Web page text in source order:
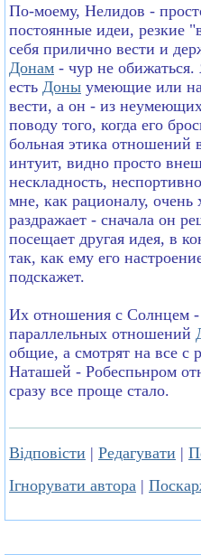
По-моему, Нелидов -
постоянные идеи, резкие
себя прилично вести и
Донам - чур не
есть Доны умеющие или
вести, а он - из
поводу того, когда его
больная этика отношений
интуит, видно просто
нескладность,
мне, как рационалу,
раздражает - сначала он
посещает другая идея, в
так, как ему его
подскажет.
Их отношения с Солнцем
параллельных отношений
общие, а смотрят на все с
Наташей - Робеспьнром
сразу все проще стало.
Відповісти | Редагувати |
Ігнорувати автора |